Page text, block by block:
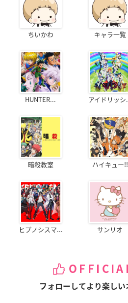
ちいかわ キャラ一覧
HUNTER... アイドリッシ
暗殺教室 ハイキュー!!
ヒプノシスマ... サンリオ
フォローしてより楽しい